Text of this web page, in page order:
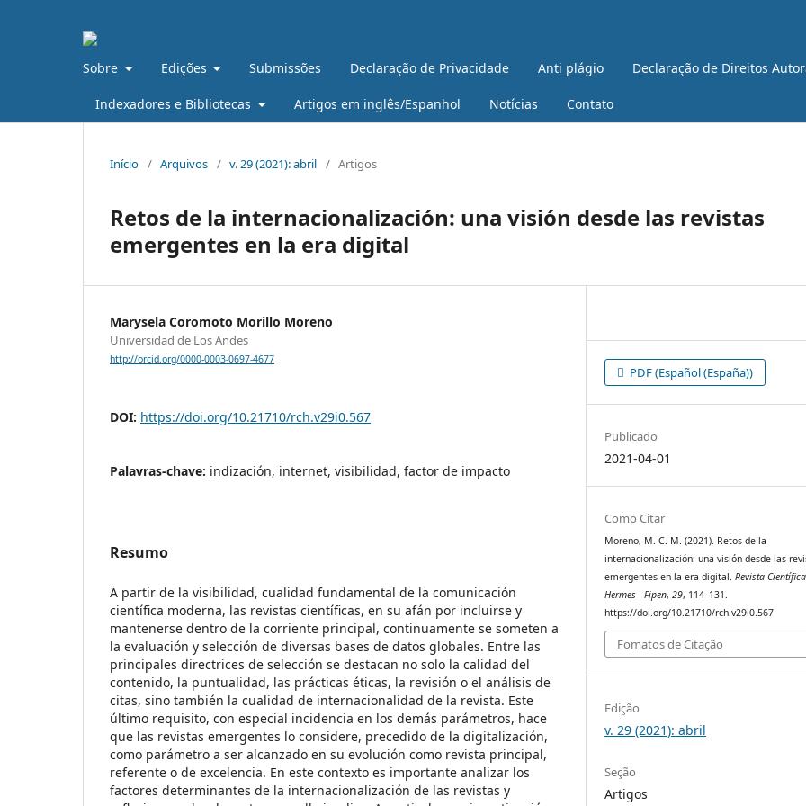
Sobre Edições Submissões Declaração de Privacidade Anti plágio Declaração de Direitos
Indexadores e Bibliotecas Artigos em inglês/Espanhol Notícias Contato
Início / Arquivos / v. 29 (2021): abril / Artigos
Retos de la internacionalización: una visión desde las revistas
emergentes en la era digital
Marysela Coromoto Morillo Moreno
Universidad de Los Andes
http://orcid.org/0000-0003-0697-4677
DOI: https://doi.org/10.21710/rch.v29i0.567
Palavras-chave: indización, internet, visibilidad, factor de impacto
Resumo
A partir de la visibilidad, cualidad fundamental de la comunicación
científica moderna, las revistas científicas, en su afán por incluirse y
mantenerse dentro de la corriente principal, continuamente se someten a
la evaluación y selección de diversas bases de datos globales. Entre las
principales directrices de selección se destacan no solo la calidad del
contenido, la puntualidad, las prácticas éticas, la revisión o el análisis de
citas, sino también la cualidad de internacionalidad de la revista. Este
último requisito, con especial incidencia en los demás parámetros, hace
que las revistas emergentes lo considere, precedido de la digitalización,
como parámetro a ser alcanzado en su evolución como revista principal,
referente o de excelencia. En este contexto es importante analizar los
factores determinantes de la internacionalización de las revistas y
PDF (Español (España))
Publicado
2021-04-01
Como Citar
Moreno, M. C. M. (2021). Retos de la
internacionalización: una visión desde las
emergentes en la era digital.Revista Científica
Hermes - Fipen,29, 114–131.
https://doi.org/10.21710/rch.v29i0.567
Fomatos de Citação
Edição
v. 29 (2021): abril
Seção
Artigos